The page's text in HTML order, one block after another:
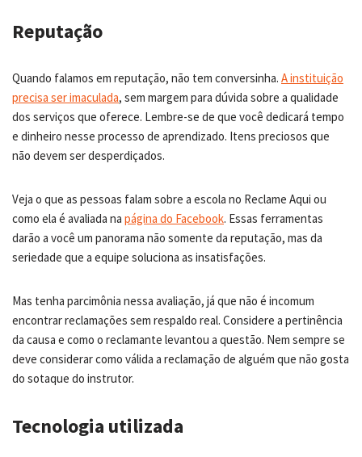
Reputação
Quando falamos em reputação, não tem conversinha. A instituição
precisa ser imaculada, sem margem para dúvida sobre a qualidade
dos serviços que oferece. Lembre-se de que você dedicará tempo
e dinheiro nesse processo de aprendizado. Itens preciosos que
não devem ser desperdiçados.
Veja o que as pessoas falam sobre a escola no Reclame Aqui ou
como ela é avaliada na página do Facebook. Essas ferramentas
darão a você um panorama não somente da reputação, mas da
seriedade que a equipe soluciona as insatisfações.
Mas tenha parcimônia nessa avaliação, já que não é incomum
encontrar reclamações sem respaldo real. Considere a pertinência
da causa e como o reclamante levantou a questão. Nem sempre se
deve considerar como válida a reclamação de alguém que não gosta
do sotaque do instrutor.
Tecnologia utilizada